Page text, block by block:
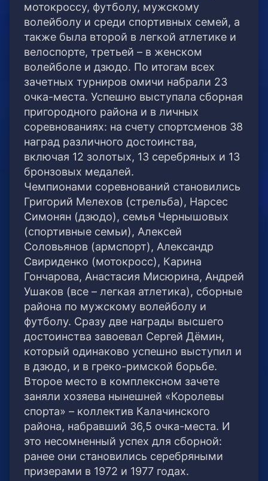
мотокроссу, футболу, мужскому
волейболу и среди спортивных семей, а
также была второй в легкой атлетике и
велоспорте, третьей – в женском
волейболе и дзюдо. По итогам всех
зачетных турниров омичи набрали 23
очка-места. Успешно выступала сборная
пригородного района и в личных
соревнованиях: на счету спортсменов 38
наград различного достоинства,
включая 12 золотых, 13 серебряных и 13
бронзовых медалей.
Чемпионами соревнований становились
Григорий Мелехов (стрельба), Нарсес
Симонян (дзюдо), семья Чернышовых
(спортивные семьи), Алексей
Соловьянов (армспорт), Александр
Свириденко (мотокросс), Карина
Гончарова, Анастасия Мисюрина, Андрей
Ушаков (все – легкая атлетика), сборные
района по мужскому волейболу и
футболу. Сразу две награды высшего
достоинства завоевал Сергей Дёмин,
который одинаково успешно выступил и
в дзюдо, и в греко-римской борьбе.
Второе место в комплексном зачете
заняли хозяева нынешней «Королевы
спорта» – коллектив Калачинского
района, набравший 36,5 очка-места. И
это несомненный успех для сборной:
ранее они становились серебряными
призерами в 1972 и 1977 годах.